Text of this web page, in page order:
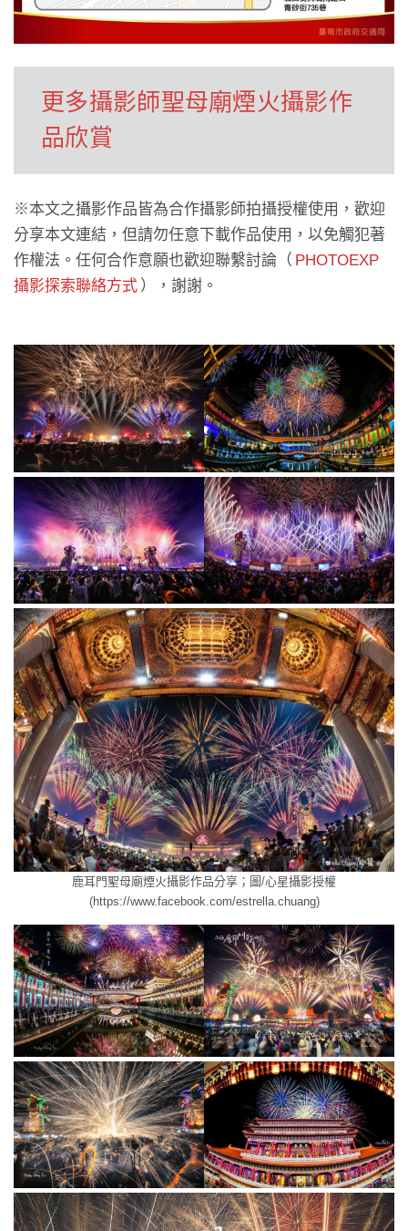
更多攝影師聖母廟煙火攝影作
品欣賞
※本文之攝影作品皆為合作攝影師拍攝授權使用，歡迎
分享本文連結，但請勿任意下載作品使用，以免觸犯著
作權法。任何合作意願也歡迎聯繫討論（ PHOTOEXP
攝影探索聯絡方式 ），謝謝。
鹿耳門聖母廟煙火攝影作品分享；圖/心星攝影授權
(https://www.facebook.com/estrella.chuang)